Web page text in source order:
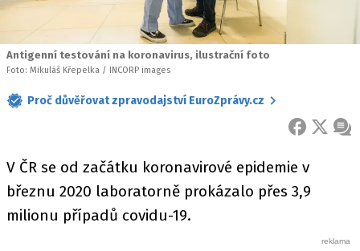
Antigenní testování na koronavirus, ilustrační foto
Foto: Mikuláš Křepelka / INCORP images
Proč důvěřovat zpravodajství EuroZprávy.cz
FACEBOOK
X
V ČR se od začátku koronavirové epidemie v
březnu 2020 laboratorně prokázalo přes 3,9
milionu případů covidu-19.